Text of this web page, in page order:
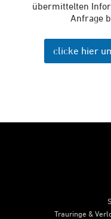
übermittelten
Anfrage
clicke hier
Trauringe &